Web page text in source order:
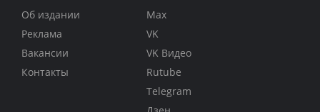
Об издании
Реклама
Вакансии
Контакты
Max
VK
VK Видео
Rutube
Telegram